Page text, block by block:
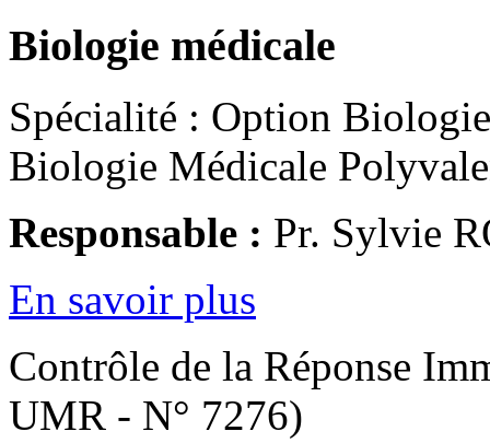
Biologie médicale
Spécialité : Option
Biologie Médicale
Responsable : Pr. Sylvie
En savoir plus
Contrôle de la Réponse
UMR - N° 7276)